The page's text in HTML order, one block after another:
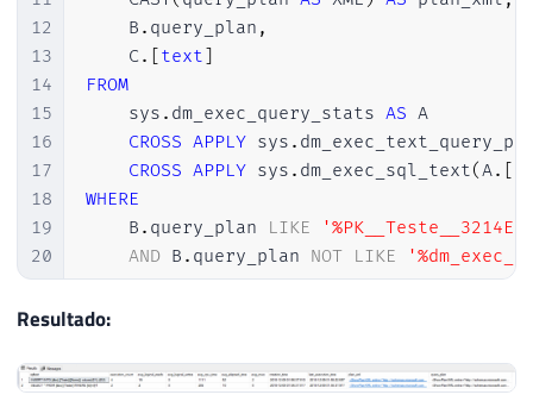
12
13
14
15
16
17
18
19
20
21
22
    B
. query_plan ,
    C
. text
FROM
    sys
. dm_exec_query_stats AS A
CROSS APPLY sys .
CROSS APPLY sys . dm_exec_sql_text(A.
WHERE
    B
. query_plan LIKE
AND B . query_plan NOT LIKE
ORDER BY
    A
Resultado: